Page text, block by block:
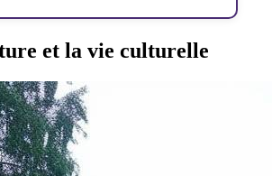
et la vie culturelle